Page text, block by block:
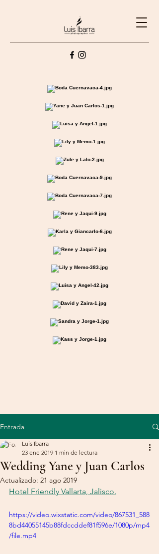
Entrada
Wedding Yane y Juan Carlos
Luis Ibarra
23 ene 2019 1 min de lectura
Actualizado: 21 ago 2019
Hotel Friendly Vallarta, Jalisco.
https://video.wixstatic.com/video/867531_588
8bd44055145b88fdccddef81f596e/1080p/mp4
/file.mp4